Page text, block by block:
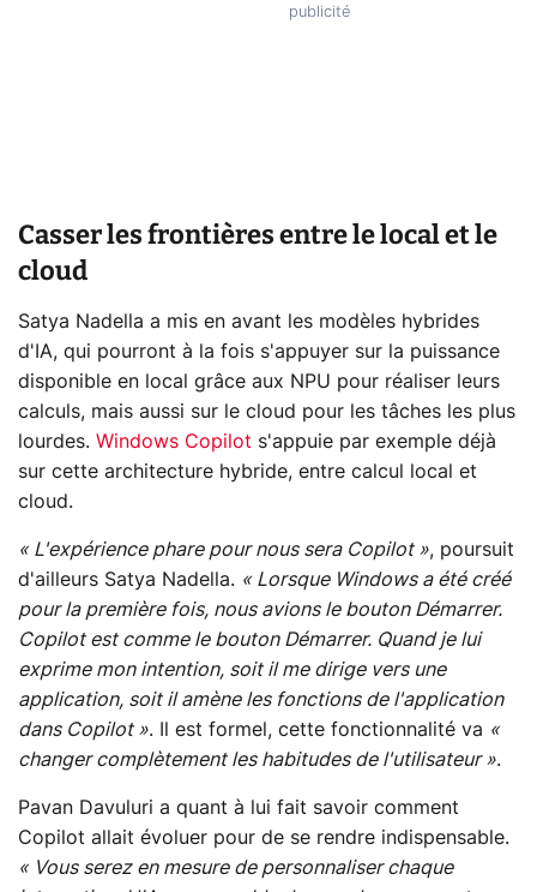
Casser les frontières entre le local et le
cloud
Satya Nadella a mis en avant les modèles hybrides
d'IA, qui pourront à la fois s'appuyer sur la puissance
disponible en local grâce aux NPU pour réaliser leurs
calculs, mais aussi sur le cloud pour les tâches les plus
lourdes. Windows Copilot s'appuie par exemple déjà
sur cette architecture hybride, entre calcul local et
cloud.
« L'expérience phare pour nous sera Copilot », poursuit
d'ailleurs Satya Nadella. « Lorsque Windows a été créé
pour la première fois, nous avions le bouton Démarrer.
Copilot est comme le bouton Démarrer. Quand je lui
exprime mon intention, soit il me dirige vers une
application, soit il amène les fonctions de l'application
dans Copilot ». Il est formel, cette fonctionnalité va «
changer complètement les habitudes de l'utilisateur ».
Pavan Davuluri a quant à lui fait savoir comment
Copilot allait évoluer pour de se rendre indispensable.
« Vous serez en mesure de personnaliser chaque